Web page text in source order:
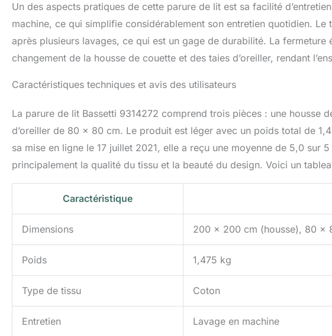
Un des aspects pratiques de cette parure de lit est sa facilité
machine, ce qui simplifie considérablement son entretien quotidien.
après plusieurs lavages, ce qui est un gage de durabilité. La
changement de la housse de couette et des taies d’oreiller, rendant
Caractéristiques techniques et avis des utilisateurs
La parure de lit Bassetti 9314272 comprend trois pièces : une housse
d’oreiller de 80 x 80 cm. Le produit est léger avec un poids total de
sa mise en ligne le 17 juillet 2021, elle a reçu une moyenne de 5,0 sur
principalement la qualité du tissu et la beauté du design. Voici un
Caractéristique
Dimensions 200 x 200 cm (housse), 80 x
Poids 1,475 kg
Type de tissu Coton
Entretien Lavage en machine